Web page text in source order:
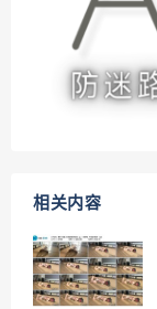
相关内容